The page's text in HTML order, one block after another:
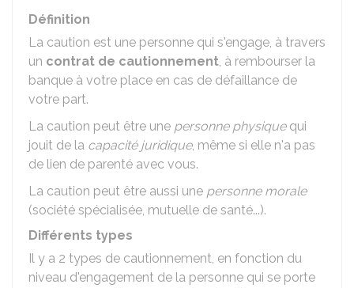
Définition
La caution est une personne qui s'engage, à travers
un contrat de cautionnement, à rembourser la
banque à votre place en cas de défaillance de
votre part.
La caution peut être une personne physiquequi
jouit de la capacité juridique, même si elle n'a pas
de lien de parenté avec vous.
La caution peut être aussi une personne morale
(société spécialisée, mutuelle de santé...).
Différents types
Il y a 2 types de cautionnement, en fonction du
niveau d'engagement de la personne qui se porte